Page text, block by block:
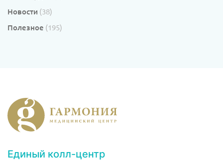
Новости (38)
Полезное (195)
Единый колл-центр